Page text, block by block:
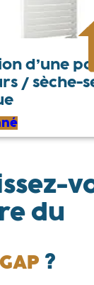
d’une
/ sèche-
du
?